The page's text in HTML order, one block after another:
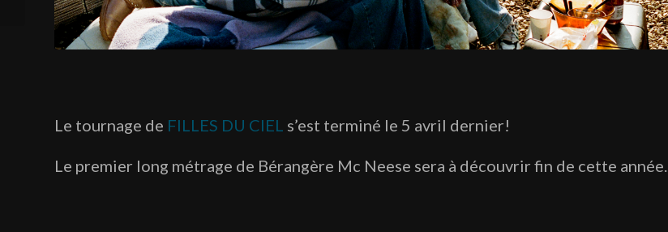
Le tournage de FILLES DU CIEL s’est terminé le 5 avril dernier!
Le premier long métrage de Bérangère Mc Neese sera à découvrir fin de cette année.
Juniors 2024